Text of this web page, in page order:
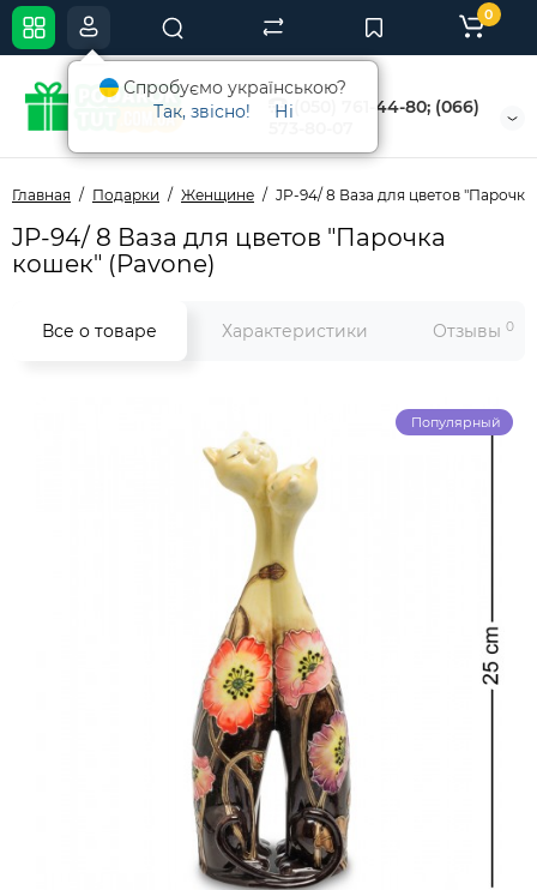
(050) 761-44-80; (066)
0
Главная Подарки Женщине JP-94/ 8 Ваза для цветов
JP-94/ 8 Ваза для цветов "Парочка
кошек" (Pavone)
Все о товаре Характеристики Отзывы 0
Популярный
Спробуємо українською?
Так, звісно!
Ні